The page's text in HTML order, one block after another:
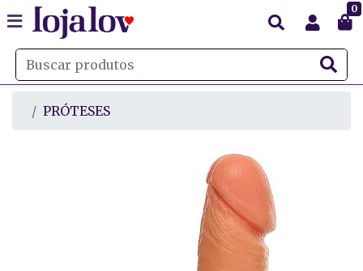
0
PRÓTESES